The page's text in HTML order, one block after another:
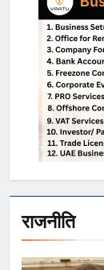
राजनीति